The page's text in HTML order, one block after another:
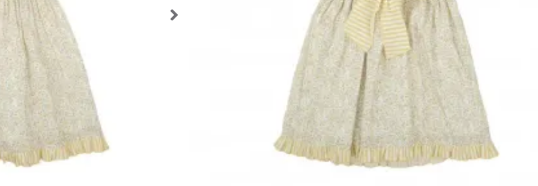
falda amplia con frunce proporciona
comodidad y libertad de movimiento.
Mira todos nuestros otros modelos devestidos
Si requieres de una talla que no se encuentra
disponible puedes escribir al teléfono
0034656362022 y con mucho gusto te
atenderemos y pedimos a fábrica la talla